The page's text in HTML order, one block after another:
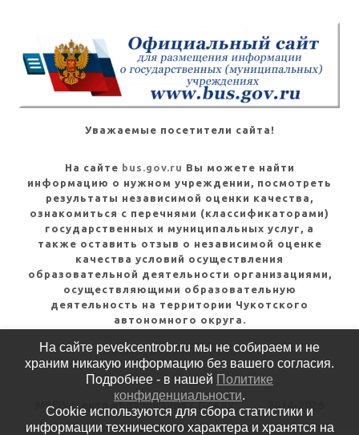
Уважаемые посетители сайта!
На сайте bus.gov.ru Вы можете найти
информацию о нужном учреждении, посмотреть
результаты независимой оценки качества,
ознакомиться с перечнями (классификаторами)
государственных и муниципальных услуг, а
также оставить отзыв о независимой оценке
качества условий осуществления
образовательной деятельности организациями,
осуществляющими образовательную
деятельность на территории Чукотского
автономного округа.
Посмотреть инструкцию
МБОУ Центр образования г.Певек
Политика конфиденциальности
2014-2026
На сайте pevekcentrobr.ru мы не собираем и не
храним никакую информацию без вашего согласия.
Подробнее - в нашей Политике
конфиденциальности.
Cookie используются для сбора статистики и
информации технического характера и хранятся на